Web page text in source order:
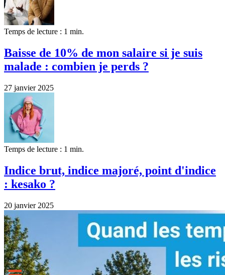
Temps de lecture : 1 min.
Baisse de 10% de mon salaire si je suis
malade : combien je perds ?
27 janvier 2025
Temps de lecture : 1 min.
Indice brut, indice majoré, point d'indice
: kesako ?
20 janvier 2025